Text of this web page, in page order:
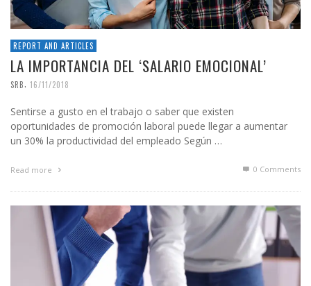
REPORT AND ARTICLES
LA IMPORTANCIA DEL ‘SALARIO EMOCIONAL’
SRB, 16/11/2018
Sentirse a gusto en el trabajo o saber que existen
oportunidades de promoción laboral puede llegar a aumentar
un 30% la productividad del empleado Según …
Read more 0 Comments